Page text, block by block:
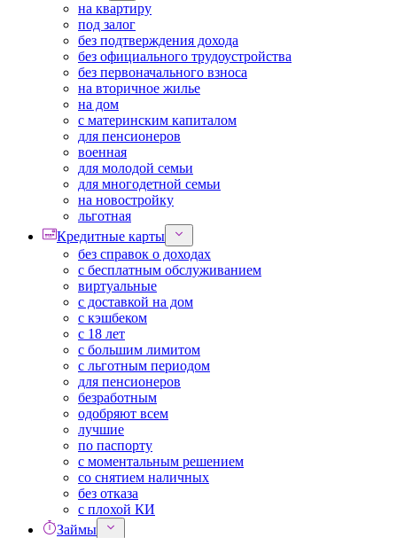
на квартиру
под залог
без подтверждения дохода
без официального трудоустройства
без первоначального взноса
на вторичное жилье
на дом
с материнским капиталом
для пенсионеров
военная
для молодой семьи
для многодетной семьи
на новостройку
льготная
Кредитные карты
без справок о доходах
с бесплатным обслуживанием
виртуальные
с доставкой на дом
с кэшбеком
с 18 лет
с большим лимитом
с льготным периодом
для пенсионеров
безработным
одобряют всем
лучшие
по паспорту
с моментальным решением
со снятием наличных
без отказа
с плохой КИ
Займы